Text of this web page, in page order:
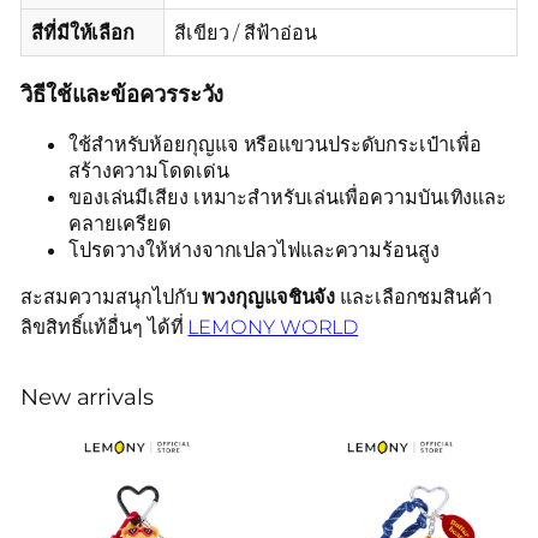
สีที่มีให้เลือก
สีเขียว / สีฟ้าอ่อน
วิธีใช้และข้อควรระวัง
ใช้สำหรับห้อยกุญแจ หรือแขวนประดับกระเป๋าเพื่อ
สร้างความโดดเด่น
ของเล่นมีเสียง เหมาะสำหรับเล่นเพื่อความบันเทิงและ
คลายเครียด
โปรดวางให้ห่างจากเปลวไฟและความร้อนสูง
สะสมความสนุกไปกับพวงกุญแจชินจัง และเลือกชมสินค้า
ลิขสิทธิ์แท้อื่นๆ ได้ที่ LEMONY WORLD
New arrivals